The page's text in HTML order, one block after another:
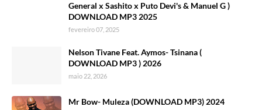
General x Sashito x Puto Devi's & Manuel G )
DOWNLOAD MP3 2025
fevereiro 07, 2025
Nelson Tivane Feat. Aymos- Tsinana (
DOWNLOAD MP3 ) 2026
maio 22, 2026
Mr Bow- Muleza (DOWNLOAD MP3) 2024